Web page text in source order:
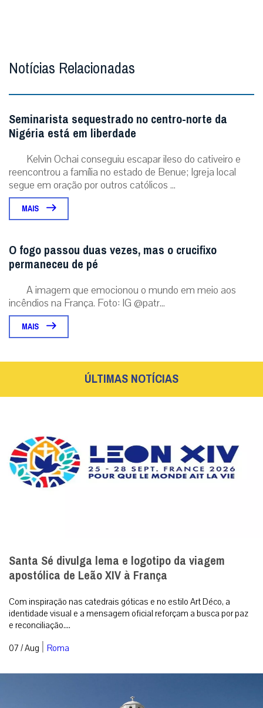
Notícias Relacionadas
Seminarista sequestrado no centro-norte da
Nigéria está em liberdade
Kelvin Ochai conseguiu escapar ileso do cativeiro e
reencontrou a família no estado de Benue; Igreja local
segue em oração por outros católicos ...
MAIS
O fogo passou duas vezes, mas o crucifixo
permaneceu de pé
A imagem que emocionou o mundo em meio aos
incêndios na França. Foto: IG @patr...
MAIS
ÚLTIMAS NOTÍCIAS
Santa Sé divulga lema e logotipo da viagem
apostólica de Leão XIV à França
Com inspiração nas catedrais góticas e no estilo Art Déco, a
identidade visual e a mensagem oficial reforçam a busca por paz
e reconciliação....
07 / Aug | Roma